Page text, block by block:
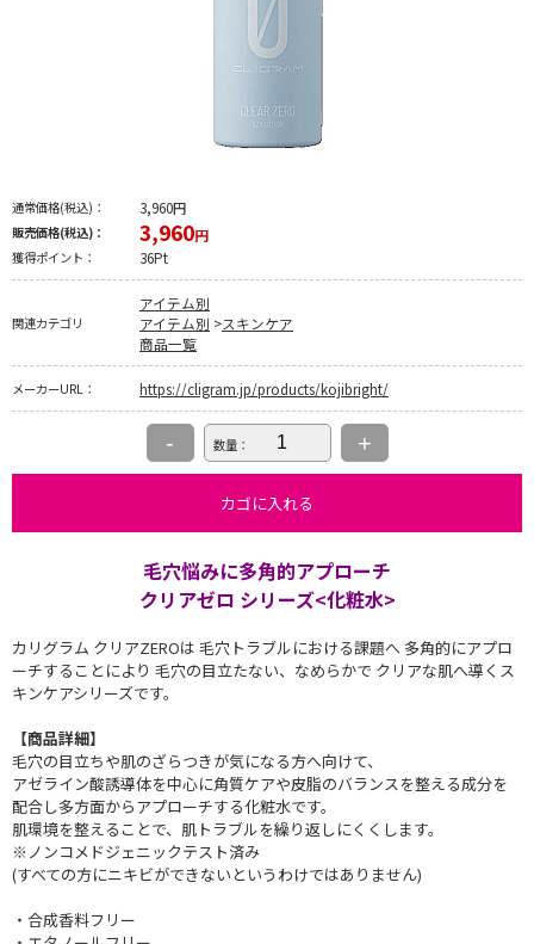
通常価格(税込) ： 3,960円
販売価格(税込) ： 3,960円
獲得ポイント： 36Pt
関連カテゴリ
アイテム別
アイテム別 >スキンケア
商品一覧
メーカーURL： https://cligram.jp/products/kojibright/
数量：
- +
カゴに入れる
毛穴悩みに多角的アプローチ
クリアゼロ シリーズ<化粧水>
カリグラム クリアZEROは 毛穴トラブルにおける課題へ 多角的にアプロ
ーチすることにより 毛穴の目立たない、なめらかで クリアな肌へ導くス
キンケアシリーズです。
【商品詳細】
毛穴の目立ちや肌のざらつきが気になる方へ向けて、
アゼライン酸誘導体を中心に角質ケアや皮脂のバランスを整える成分を
配合し多方面からアプローチする化粧水です。
肌環境を整えることで、肌トラブルを繰り返しにくくします。
※ノンコメドジェニックテスト済み
(すべての方にニキビができないというわけではありません)
・合成香料フリー